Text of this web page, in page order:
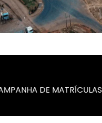
DE MATRÍCULAS